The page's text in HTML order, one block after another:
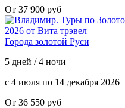
От 37 900 руб
Города золотой Руси
5 дней / 4 ночи
с 4 июля по 14 декабря 2026
От 36 550 руб